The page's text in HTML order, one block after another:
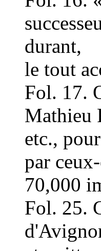
durant,
le tout
Fol. 17.
Mathieu
etc.,
par
70,000
Fol. 25.